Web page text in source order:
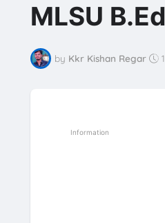
MLSU
by Kkr Kishan Regar
Information